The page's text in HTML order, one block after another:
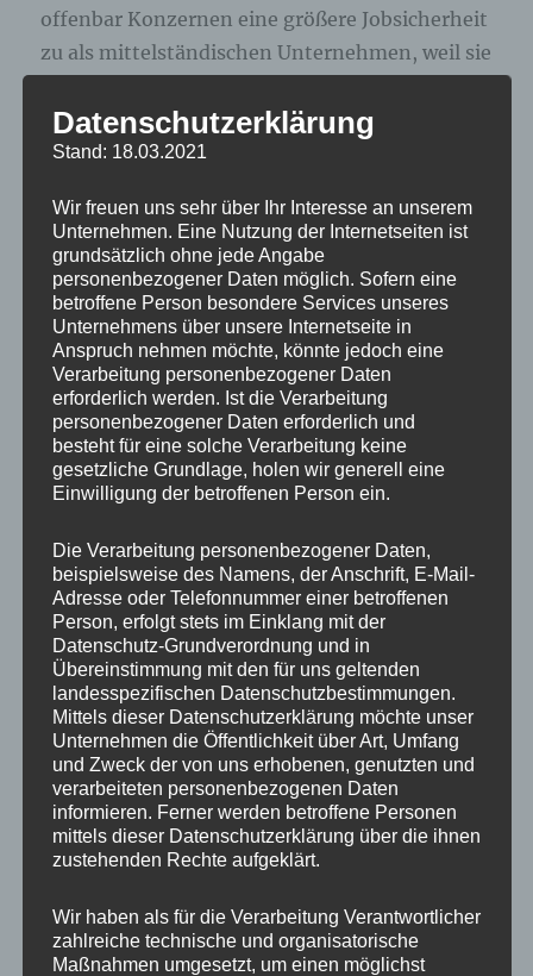
offenbar Konzernen eine größere Jobsicherheit
zu als mittelständischen Unternehmen, weil sie
Resilienz in Krisenzeiten aufweisen. Damit
werden Konzerne aktuell als die reizvolleren
befragt, ob sich ihre Auswahlpräferenzen
hinsichtlich der Kriterien geändert hätten. Dies
war bei einem erheblichen Teil der Befragten
der Fall: 39% der Berufserfahrenen, 34% der
Studierenden und 30% der nicht akademischen
Fachkräfte gaben an, dass sich ihre
Auswahlkriterien verändert hätten. Die
Pandemie hat also ganz offensichtlich
erhebliche Auswirkungen auf die Attraktivität
verschiedener Arbeitgebergruppen. Gerade
Wirtschaft müssen die aktuellen Zahlen zu
denken geben.
Datenschutzerklärung
Stand: 18.03.2021
Wir freuen uns sehr über Ihr Interesse an unserem
Unternehmen. Eine Nutzung der Internetseiten ist
grundsätzlich ohne jede Angabe
personenbezogener Daten möglich. Sofern eine
betroffene Person besondere Services unseres
Unternehmens über unsere Internetseite in
Anspruch nehmen möchte, könnte jedoch eine
Verarbeitung personenbezogener Daten
erforderlich werden. Ist die Verarbeitung
personenbezogener Daten erforderlich und
besteht für eine solche Verarbeitung keine
gesetzliche Grundlage, holen wir generell eine
Einwilligung der betroffenen Person ein.
Die Verarbeitung personenbezogener Daten,
beispielsweise des Namens, der Anschrift, E-Mail-
Adresse oder Telefonnummer einer betroffenen
Person, erfolgt stets im Einklang mit der
Datenschutz-Grundverordnung und in
Übereinstimmung mit den für uns geltenden
landesspezifischen Datenschutzbestimmungen.
Mittels dieser Datenschutzerklärung möchte unser
Unternehmen die Öffentlichkeit über Art, Umfang
und Zweck der von uns erhobenen, genutzten und
verarbeiteten personenbezogenen Daten
informieren. Ferner werden betroffene Personen
mittels dieser Datenschutzerklärung über die ihnen
zustehenden Rechte aufgeklärt.
Wir haben als für die Verarbeitung Verantwortlicher
zahlreiche technische und organisatorische
Maßnahmen umgesetzt, um einen möglichst